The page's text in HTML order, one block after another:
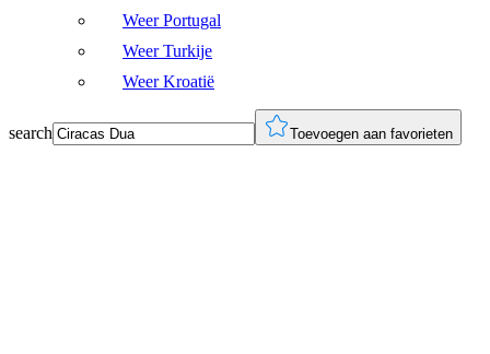
Weer Portugal
Weer Turkije
Weer Kroatië
search Toevoegen aan favorieten